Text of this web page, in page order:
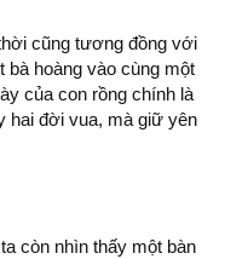
cũng tương đồng với
bà hoàng vào cùng một
của con rồng chính là
hai đời vua, mà giữ yên
còn nhìn thấy một bàn